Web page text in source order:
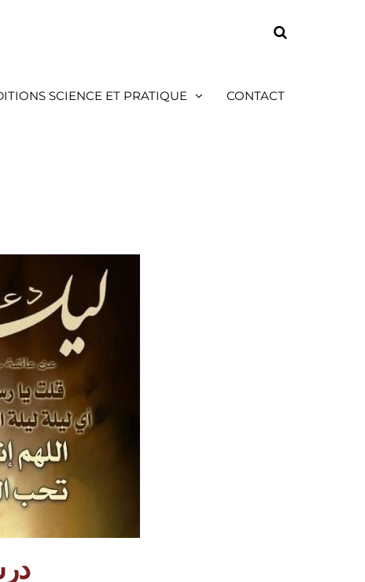
SCIENCE ET PRATIQUE CONTACT